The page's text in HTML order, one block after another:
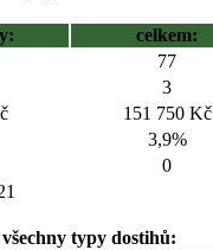
celkem:
77
3
151 750 Kč
3,9%
0
typy dostihů: